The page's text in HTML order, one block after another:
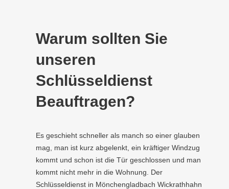
Warum sollten Sie
unseren
Schlüsseldienst
Beauftragen?
Es geschieht schneller als manch so einer glauben
mag, man ist kurz abgelenkt, ein kräftiger Windzug
kommt und schon ist die Tür geschlossen und man
kommt nicht mehr in die Wohnung. Der
Schlüsseldienst in Mönchengladbach Wickrathhahn